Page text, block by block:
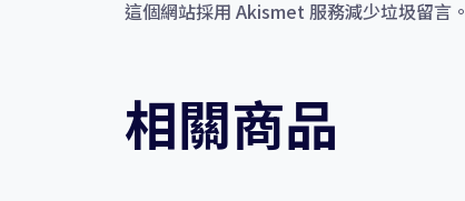
這個網站採用 Akismet 服務減少垃圾留言。
相關商品